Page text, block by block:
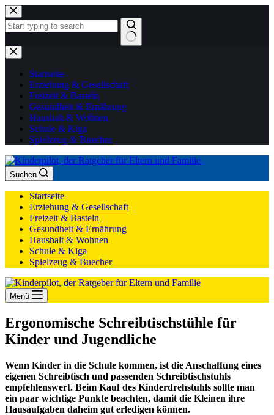
Zum
Inhalt
springen
Keine
Ergebnisse
Startseite
Erziehung & Gesellschaft
Freizeit & Basteln
Gesundheit & Ernährung
Haushalt & Wohnen
Schule & Kiga
Spielzeug & Buecher
Suchen
Startseite
Erziehung & Gesellschaft
Freizeit & Basteln
Gesundheit & Ernährung
Haushalt & Wohnen
Schule & Kiga
Spielzeug & Buecher
Menü
Ergonomische Schreibtischstühle für
Kinder und Jugendliche
Wenn Kinder in die Schule kommen, ist die Anschaffung eines
eigenen Schreibtisch und passenden Schreibtischstuhls
empfehlenswert. Beim Kauf des Kinderdrehstuhls sollte man
ein paar wichtige Punkte beachten, damit die Kleinen ihre
Hausaufgaben daheim gut erledigen können.